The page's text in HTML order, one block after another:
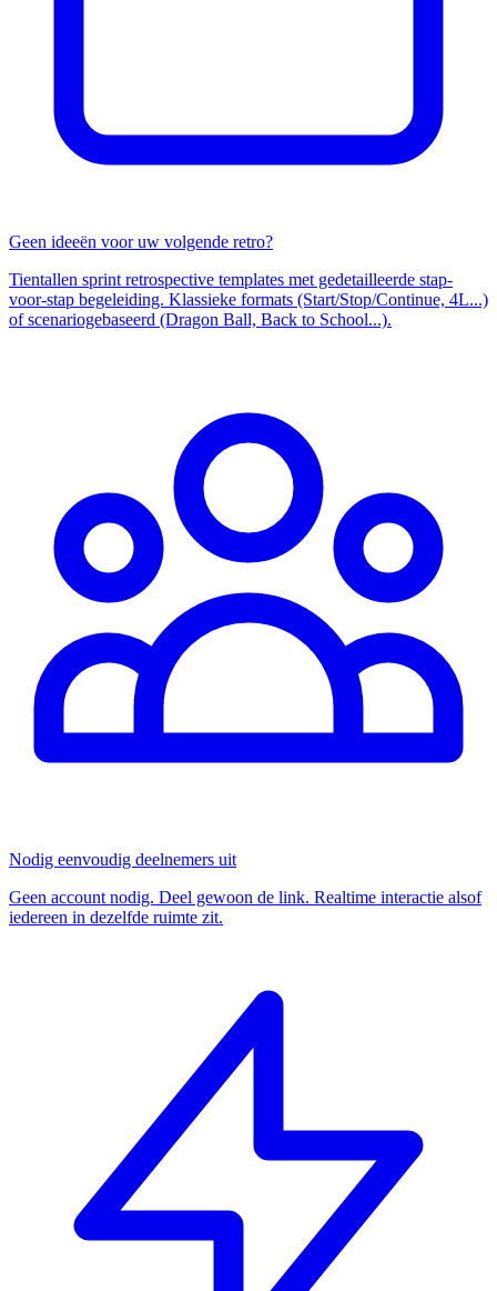
Geen ideeën voor uw volgende retro?
Tientallen sprint retrospective templates met gedetailleerde stap-
voor-stap begeleiding. Klassieke formats (Start/Stop/Continue, 4L...)
of scenariogebaseerd (Dragon Ball, Back to School...).
Nodig eenvoudig deelnemers uit
Geen account nodig. Deel gewoon de link. Realtime interactie alsof
iedereen in dezelfde ruimte zit.